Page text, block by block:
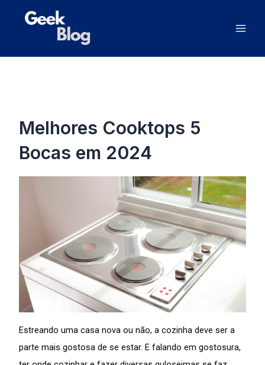
conteúdo
Melhores Cooktops 5
Bocas em 2024
Estreando uma casa nova ou não, a cozinha deve ser a
parte mais gostosa de se estar. E falando em gostosura,